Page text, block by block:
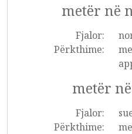
metër në
Fjalor:
Përkthime:
metër
Fjalor:
Përkthime: